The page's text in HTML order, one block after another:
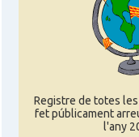
Registre de totes
fet públicament
l'any